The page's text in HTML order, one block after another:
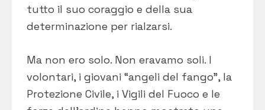
tutto il suo coraggio e della sua
determinazione per rialzarsi.
Ma non ero solo. Non eravamo soli. I
volontari, i giovani “angeli del fango”, la
Protezione Civile, i Vigili del Fuoco e le